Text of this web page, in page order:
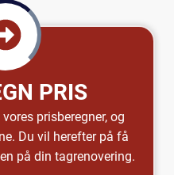
PRIS
prisberegner, og
Du vil herefter på få
på din tagrenovering.